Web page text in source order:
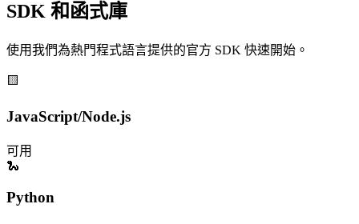
SDK 和函式庫
使用我們為熱門程式語言提供的官方 SDK 快速開始。
🟨
JavaScript/Node.js
可用
🐍
Python